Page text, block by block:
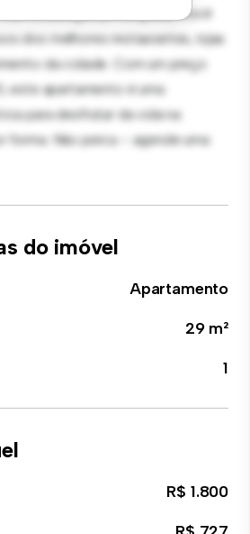
localização privilegiada, você
dos melhores restaurantes, lojas
da cidade. Com um preço
este apartamento é uma
para desfrutar da vida na
forma. Não perca – agende uma
do imóvel
Apartamento
29 m²
1
R$ 1.800